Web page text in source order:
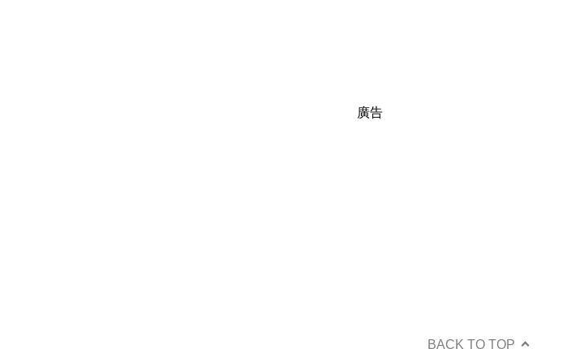
廣告
BACK TO TOP